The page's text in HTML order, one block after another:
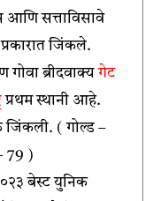
आणि सत्ताविसावे
जिंकले.
गोवा ब्रीदवाक्यगेट
प्रथम स्थानी आहे.
जिंकली. ( गोल्ड –
79 )
बेस्ट युनिक